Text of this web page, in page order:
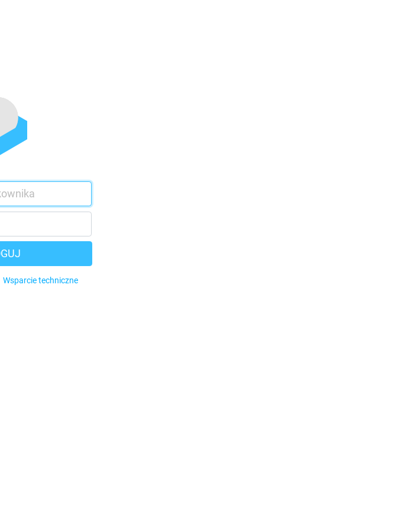
Wsparcie techniczne